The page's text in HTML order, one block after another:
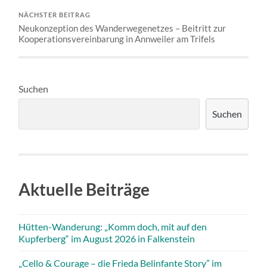
NÄCHSTER BEITRAG
Neukonzeption des Wanderwegenetzes – Beitritt zur
Kooperationsvereinbarung in Annweiler am Trifels
Suchen
Suchen
Aktuelle Beiträge
Hütten-Wanderung: „Komm doch, mit auf den
Kupferberg“ im August 2026 in Falkenstein
„Cello & Courage – die Frieda Belinfante Story” im